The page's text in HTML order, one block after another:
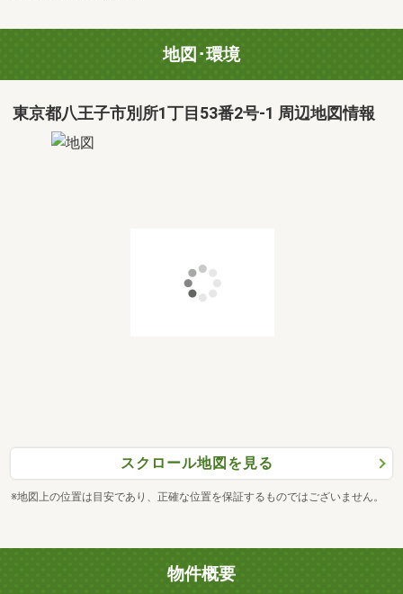
地図･環境
東京都八王子市別所1丁目53番2号-1 周辺地図情報
スクロール地図を見る
※地図上の位置は目安であり、正確な位置を保証するものではございません。
物件概要